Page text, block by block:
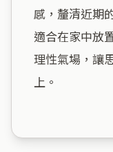
感，釐清近期
適合在家中放
理性氣場，讓
上。